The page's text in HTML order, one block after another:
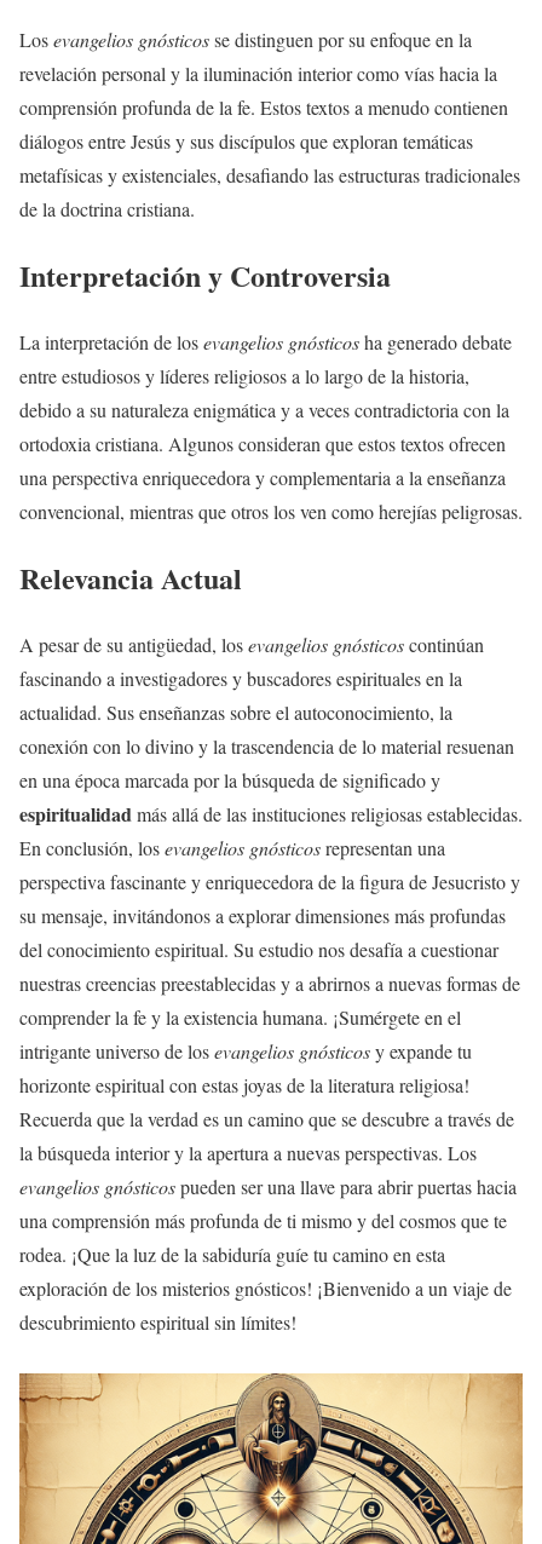
Losevangelios gnósticosse distinguen por su enfoque en la
revelación personal y la iluminación interior como vías hacia la
comprensión profunda de la fe. Estos textos a menudo contienen
diálogos entre Jesús y sus discípulos que exploran temáticas
metafísicas y existenciales, desafiando las estructuras tradicionales
de la doctrina cristiana.
Interpretación y Controversia
La interpretación de losevangelios gnósticosha generado debate
entre estudiosos y líderes religiosos a lo largo de la historia,
debido a su naturaleza enigmática y a veces contradictoria con la
ortodoxia cristiana. Algunos consideran que estos textos ofrecen
una perspectiva enriquecedora y complementaria a la enseñanza
convencional, mientras que otros los ven como herejías peligrosas.
Relevancia Actual
A pesar de su antigüedad, losevangelios gnósticoscontinúan
fascinando a investigadores y buscadores espirituales en la
actualidad. Sus enseñanzas sobre el autoconocimiento, la
conexión con lo divino y la trascendencia de lo material resuenan
en una época marcada por la búsqueda de significado y
espiritualidadmás allá de las instituciones religiosas establecidas.
En conclusión, losevangelios gnósticosrepresentan una
perspectiva fascinante y enriquecedora de la figura de Jesucristo y
su mensaje, invitándonos a explorar dimensiones más profundas
del conocimiento espiritual. Su estudio nos desafía a cuestionar
nuestras creencias preestablecidas y a abrirnos a nuevas formas de
comprender la fe y la existencia humana. ¡Sumérgete en el
intrigante universo de losevangelios gnósticosy expande tu
horizonte espiritual con estas joyas de la literatura religiosa!
Recuerda que la verdad es un camino que se descubre a través de
la búsqueda interior y la apertura a nuevas perspectivas. Los
evangelios gnósticospueden ser una llave para abrir puertas hacia
una comprensión más profunda de ti mismo y del cosmos que te
rodea. ¡Que la luz de la sabiduría guíe tu camino en esta
exploración de los misterios gnósticos! ¡Bienvenido a un viaje de
descubrimiento espiritual sin límites!